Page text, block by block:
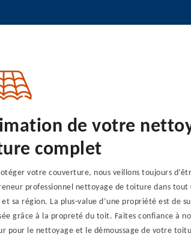
de votre
complet
votre couverture, nous veillons toujours
professionnel nettoyage de toiture dans tout
et sa région. La plus-value d’une propriété est de
grâce à la propreté du toit. Faites confiance à
pour le nettoyage et le démoussage de votre